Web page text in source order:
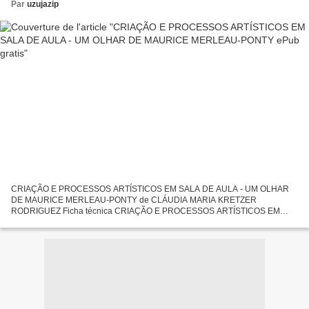
Par uzujazip
CRIAÇÃO E PROCESSOS ARTÍSTICOS EM SALA DE AULA - UM OLHAR
DE MAURICE MERLEAU-PONTY de CLÁUDIA MARIA KRETZER
RODRIGUEZ Ficha técnica CRIAÇÃO E PROCESSOS ARTÍSTICOS EM
MARIA KRETZER RODRIGUEZ Idioma:...